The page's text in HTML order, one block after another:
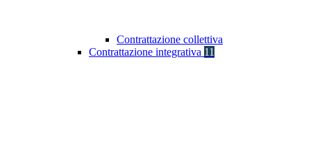
Contrattazione collettiva
Contrattazione integrativa 11